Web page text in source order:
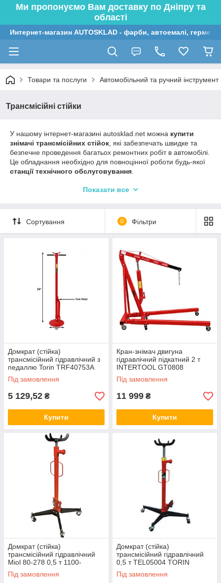
Ми пропонуємо Вам доставку по Дніпру та
області
Интернет-магазин AUTOSKLAD - фарби, автоемалі,
Товари та послуги Автомобільний та ручний
Трансмісійні стійки
У нашому інтернет-магазині autosklad.net можна купити
знімачі трансмісійних стійок , які забезпечать швидке та
безпечне проведення багатьох ремонтних робіт в автомобілі.
Це обладнання необхідно для повноцінної роботи будь-якої
станції технічного обслуговування
зарекомендували себе і широко представлені у багатьох
Показати все
Сортування 0 Фільтри
Домкрат (стійка)
трансмісійний гідравлічний з
педаллю Torin TRF40753A
0,75 т 1360-2030mm
Під замовлення
5 129,52 ₴
Купити
Кран-знімач двигуна
гідравлічний підкатний 2 т
INTERTOOL GT0808
Під замовлення
11 999 ₴
Купити
Домкрат (стійка)
трансмісійний гідравлічний
Miol 80-278 0,5 т 1100-
1900мм
Під замовлення
Домкрат (стійка)
трансмісійний гідравлічний
0,5 т TEL05004 TORIN
Під замовлення